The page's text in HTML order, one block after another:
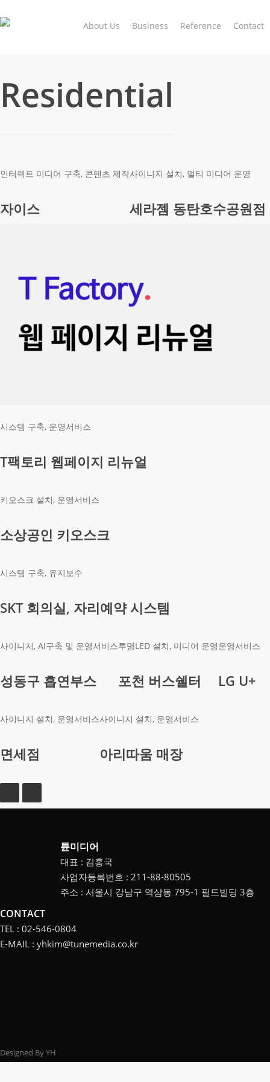
to
About Us Business Reference Contact
Residential
인터렉트 미디어 구축, 콘텐츠 제작
자이스
사이니지 설치, 멀티 미디어 운영
세라젬 동탄호수공원점
시스템 구축, 운영서비스
T팩토리 웹페이지 리뉴얼
키오스크 설치, 운영서비스
소상공인 키오스크
시스템 구축, 유지보수
SKT 회의실, 자리예약 시스템
사이니지, AI구축 및 운영서비스
성동구 흡연부스
투명LED 설치, 미디어 운영
포천 버스쉘터
운영서비스
LG U+
사이니지 설치, 운영서비스
면세점
사이니지 설치, 운영서비스
아리따움 매장
튠미디어
대표 : 김홍국
사업자등록번호 : 211-88-80505
주소 : 서울시 강남구 역삼동 795-1 필드빌딩 3층
CONTACT
TEL : 02-546-0804
E-MAIL : yhkim@tunemedia.co.kr
Designed By YH